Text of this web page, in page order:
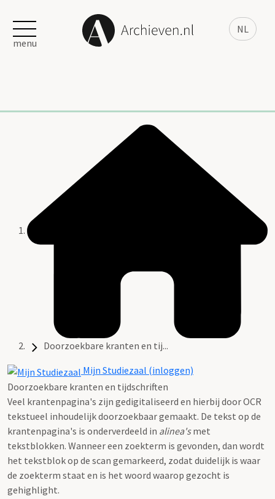
NL
menu
Doorzoekbare kranten en tij...
Mijn Studiezaal (inloggen)
Doorzoekbare kranten en tijdschriften
Veel krantenpagina's zijn gedigitaliseerd en hierbij door OCR
tekstueel inhoudelijk doorzoekbaar gemaakt. De tekst op de
krantenpagina's is onderverdeeld in alinea'smet
tekstblokken. Wanneer een zoekterm is gevonden, dan wordt
het tekstblok op de scan gemarkeerd, zodat duidelijk is waar
de zoekterm staat en is het woord waarop gezocht is
gehighlight.